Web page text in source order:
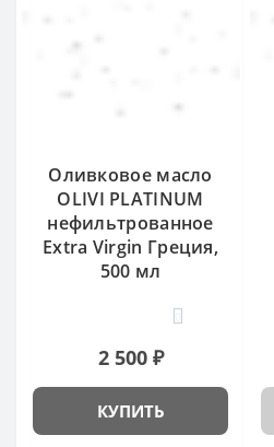
Оливковое масло
OLIVI PLATINUM
нефильтрованное
Extra Virgin Греция,
500 мл
2 500 ₽
КУПИТЬ